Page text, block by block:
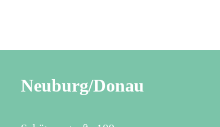
Neuburg/Donau